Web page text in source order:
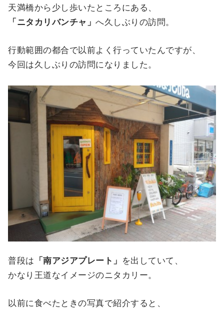
天満橋から少し歩いたところにある、
「ニタカリバンチャ」へ久しぶりの訪問。
行動範囲の都合で以前よく行っていたんですが、
今回は久しぶりの訪問になりました。
普段は 「南アジアプレート」
を出していて、
かなり王道なイメージのニタカリー。
以前に食べたときの写真で紹介すると、